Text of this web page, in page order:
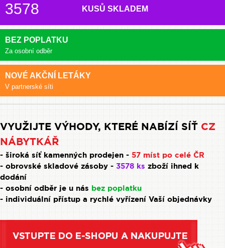
3578 KUSŮ SKLADEM
BEZ POPLATKU
Za osobní odběr
NOVÉ AKČNÍ LETÁKY
V partnerské síti
VYUŽIJTE VÝHODY, KTERÉ NABÍZÍ SÍŤ CZ
NÁBYTKÁŘ
- široká síť kamenných prodejen - 57 míst po celé ČR
- obrovské skladové zásoby - 3578 ks zboží ihned k
dodání
- osobní odběr je u nás bez poplatku
- individuální přístup a rychlé vyřízení Vaší objednávky